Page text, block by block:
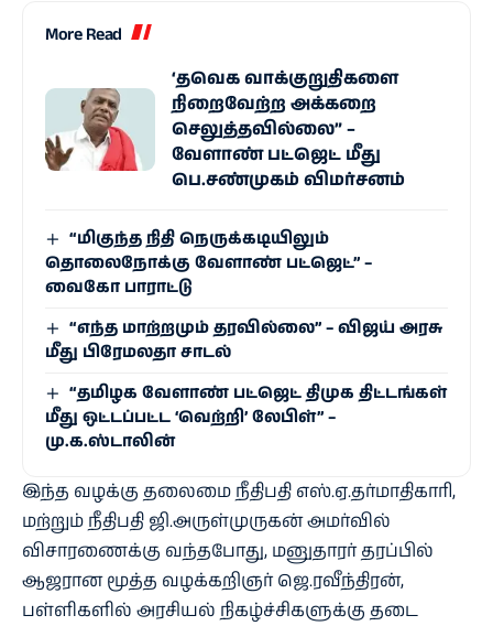
More Read
‘தவெக வாக்குறுதிகளை
நிறைவேற்ற அக்கறை
செலுத்தவில்லை” –
வேளாண் பட்ஜெட் மீது
பெ.சண்முகம் விமர்சனம்
“மிகுந்த நிதி நெருக்கடியிலும்
தொலைநோக்கு வேளாண் பட்ஜெட்” –
வைகோ பாராட்டு
“எந்த மாற்றமும் தரவில்லை” – விஜய் அரசு
மீது பிரேமலதா சாடல்
“தமிழக வேளாண் பட்ஜெட் திமுக திட்டங்கள்
மீது ஒட்டப்பட்ட ‘வெற்றி’ லேபிள்” –
மு.க.ஸ்டாலின்
இந்த வழக்கு தலைமை நீதிபதி எஸ்.ஏ.தர்மாதிகாரி,
மற்றும் நீதிபதி ஜி.அருள்முருகன் அமர்வில்
விசாரணைக்கு வந்தபோது, மனுதாரர் தரப்பில்
ஆஜரான மூத்த வழக்கறிஞர் ஜெ.ரவீந்திரன்,
பள்ளிகளில் அரசியல் நிகழ்ச்சிகளுக்கு தடை